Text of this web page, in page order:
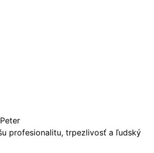
profesionalitu, trpezlivosť a ľudský